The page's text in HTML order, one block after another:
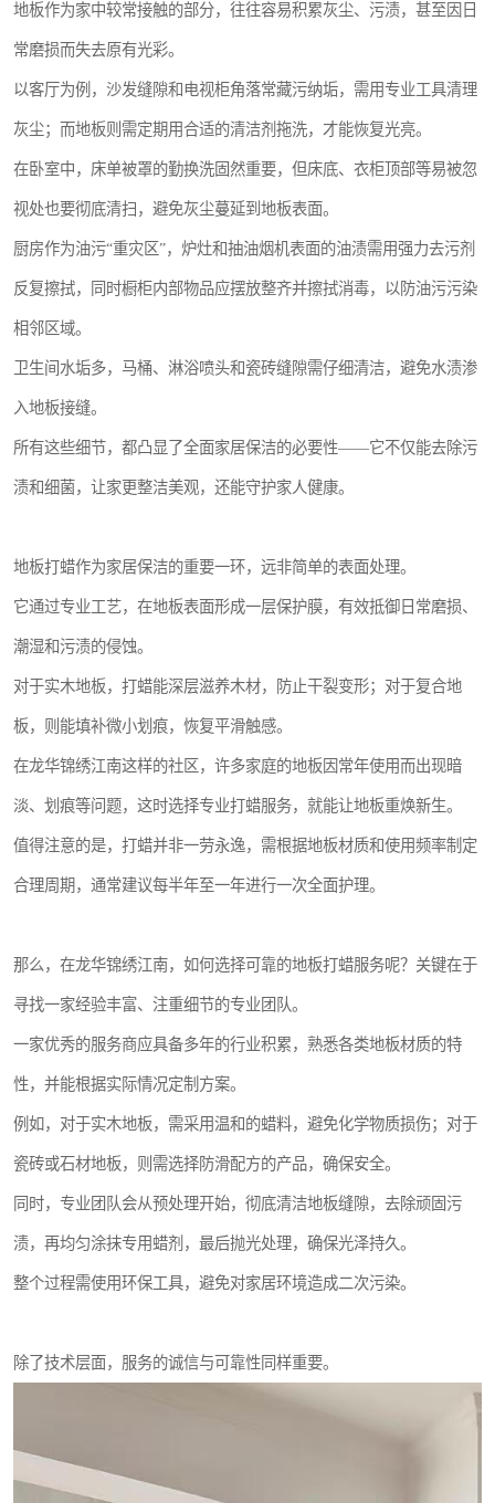
地板作为家中较常接触的部分，往往容易积累灰尘、污渍，甚至因日
常磨损而失去原有光彩。
以客厅为例，沙发缝隙和电视柜角落常藏污纳垢，需用专业工具清理
灰尘；而地板则需定期用合适的清洁剂拖洗，才能恢复光亮。
在卧室中，床单被罩的勤换洗固然重要，但床底、衣柜顶部等易被忽
视处也要彻底清扫，避免灰尘蔓延到地板表面。
厨房作为油污“重灾区”，炉灶和抽油烟机表面的油渍需用强力去污剂
反复擦拭，同时橱柜内部物品应摆放整齐并擦拭消毒，以防油污污染
相邻区域。
卫生间水垢多，马桶、淋浴喷头和瓷砖缝隙需仔细清洁，避免水渍渗
入地板接缝。
所有这些细节，都凸显了全面家居保洁的必要性——它不仅能去除污
渍和细菌，让家更整洁美观，还能守护家人健康。
地板打蜡作为家居保洁的重要一环，远非简单的表面处理。
它通过专业工艺，在地板表面形成一层保护膜，有效抵御日常磨损、
潮湿和污渍的侵蚀。
对于实木地板，打蜡能深层滋养木材，防止干裂变形；对于复合地
板，则能填补微小划痕，恢复平滑触感。
在龙华锦绣江南这样的社区，许多家庭的地板因常年使用而出现暗
淡、划痕等问题，这时选择专业打蜡服务，就能让地板重焕新生。
值得注意的是，打蜡并非一劳永逸，需根据地板材质和使用频率制定
合理周期，通常建议每半年至一年进行一次全面护理。
那么，在龙华锦绣江南，如何选择可靠的地板打蜡服务呢？关键在于
寻找一家经验丰富、注重细节的专业团队。
一家优秀的服务商应具备多年的行业积累，熟悉各类地板材质的特
性，并能根据实际情况定制方案。
例如，对于实木地板，需采用温和的蜡料，避免化学物质损伤；对于
瓷砖或石材地板，则需选择防滑配方的产品，确保安全。
同时，专业团队会从预处理开始，彻底清洁地板缝隙，去除顽固污
渍，再均匀涂抹专用蜡剂，最后抛光处理，确保光泽持久。
整个过程需使用环保工具，避免对家居环境造成二次污染。
除了技术层面，服务的诚信与可靠性同样重要。